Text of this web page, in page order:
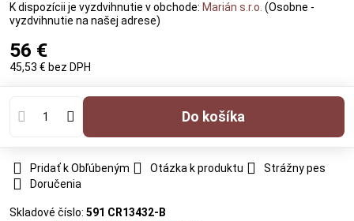
Marián s.r.o. (Osobne -
vyzdvihnutie na našej adrese)
56 €
45,53 € bez DPH
Do košíka
Pridať k Obľúbeným Otázka k produktu
Strážny pes
Doručenia
Skladové číslo: 591 CR13432-B